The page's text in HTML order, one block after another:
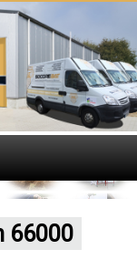
66000